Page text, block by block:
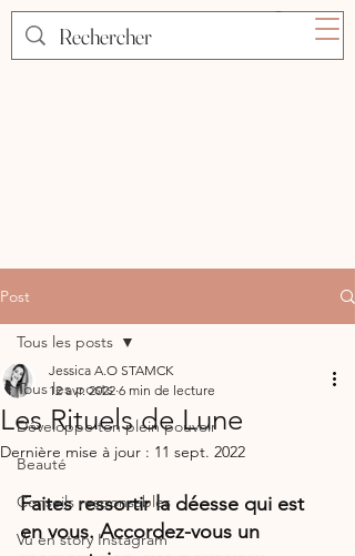
Post
Tous les posts
Développe ton plein pouvoir
Beauté
Conseils responsables
Vu en story Instagram
Tous les posts
Les Rituels de Lune
Jessica A.O STAMCK
12 avr. 2022 6 min de lecture
Dernière mise à jour : 11 sept. 2022
Faites ressortir la déesse qui est
en vous. Accordez-vous un